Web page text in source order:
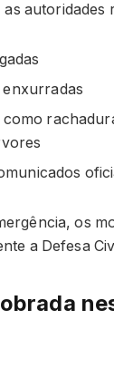
autoridades
os
a Defesa